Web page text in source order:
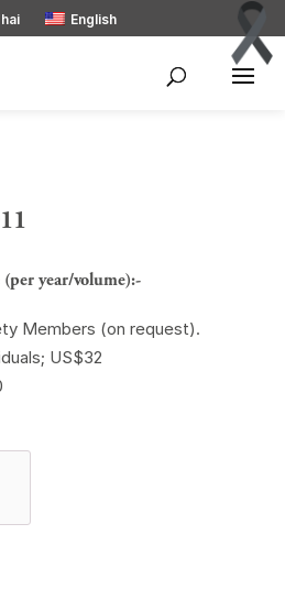
English
year/volume):-
Members (on request).
US$32